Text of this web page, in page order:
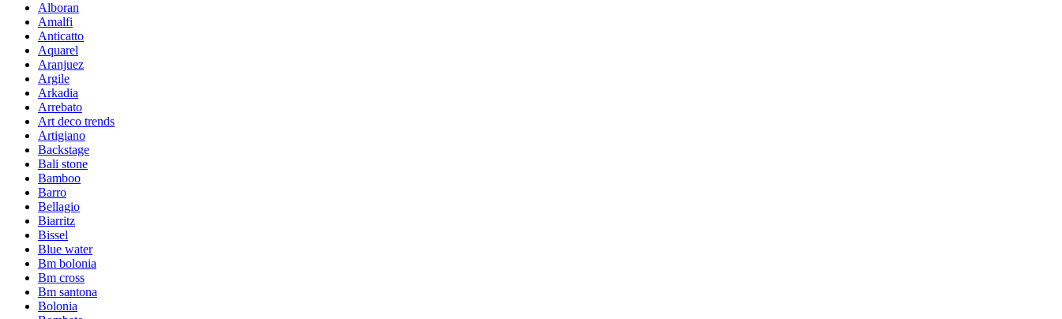
Alboran
Amalfi
Anticatto
Aquarel
Aranjuez
Argile
Arkadia
Arrebato
Art deco trends
Artigiano
Backstage
Bali stone
Bamboo
Barro
Bellagio
Biarritz
Bissel
Blue water
Bm bolonia
Bm cross
Bm santona
Bolonia